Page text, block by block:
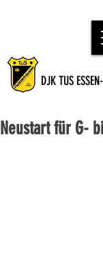
DJK TUS
Neustart für G-